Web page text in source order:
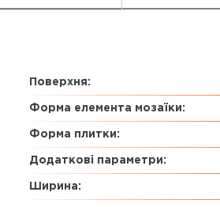
Поверхня:
Форма елемента мозаїки:
Форма плитки:
Додаткові параметри:
Ширина: